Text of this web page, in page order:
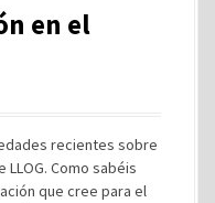
en el
recientes sobre
Como sabéis
que cree para el